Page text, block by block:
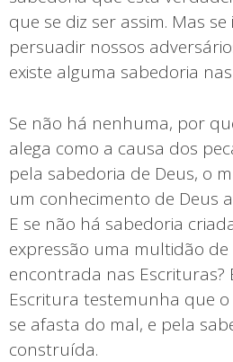
que se diz ser assim. Mas
persuadir nossos
existe alguma sabedoria
Se não há nenhuma, por
alega como a causa dos
pela sabedoria de Deus, o
um conhecimento de Deus
E se não há sabedoria
expressão uma multidão de
encontrada nas Escrituras?
Escritura testemunha que
se afasta do mal, e pela
construída.